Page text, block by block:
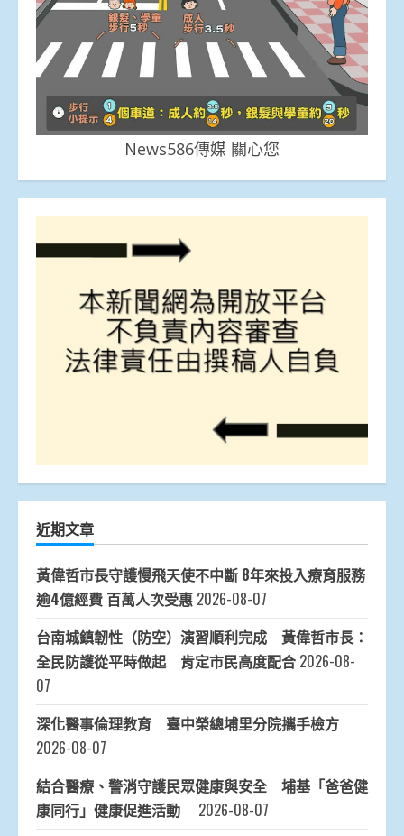
News586傳媒 關心您
近期文章
黃偉哲市長守護慢飛天使不中斷 8年來投入療育服務
逾4億經費 百萬人次受惠 2026-08-07
台南城鎮韌性（防空）演習順利完成 黃偉哲市長：
全民防護從平時做起 肯定市民高度配合 2026-08-
07
深化醫事倫理教育 臺中榮總埔里分院攜手檢方
2026-08-07
結合醫療、警消守護民眾健康與安全 埔基「爸爸健
康同行」健康促進活動
2026-08-07